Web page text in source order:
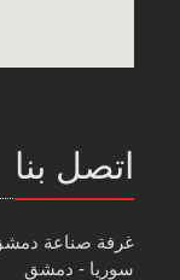
اتصل بنا
غرفة صناعة
سوريا - دمشق